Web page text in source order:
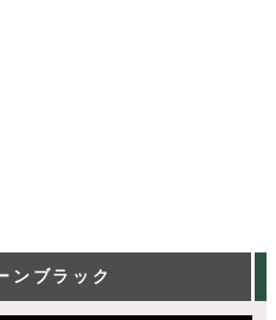
ンブラック